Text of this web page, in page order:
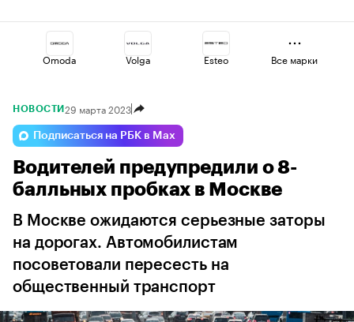
Omoda Volga Esteo
Geely Lada
Haval Jaecoo Voyah
Все марки
НОВОСТИ 29 марта 2023
Подписаться на РБК в Max
Водителей предупредили о 8-
балльных пробках в Москве
В Москве ожидаются серьезные заторы
на дорогах. Автомобилистам
посоветовали пересесть на
общественный транспорт